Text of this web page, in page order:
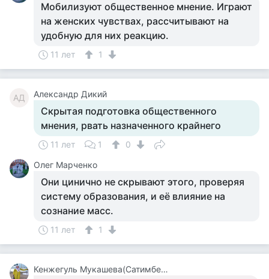
Мобилизуют общественное мнение. Играют
на женских чувствах, рассчитывают на
удобную для них реакцию.
11 лет 1
АД Александр Дикий
Скрытая подготовка общественного
мнения, рвать назначенного крайнего
11 лет 1
0
Олег Марченко
Они цинично не скрывают этого, проверяя
систему образования, и её влияние на
сознание масс.
11 лет 1
Кенжегуль Мукашева(Сатимбекова)